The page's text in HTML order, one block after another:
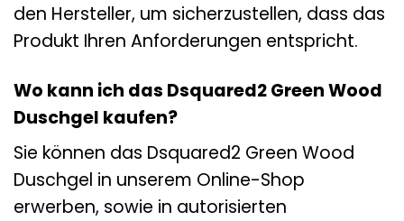
den Hersteller, um sicherzustellen, dass das
Produkt Ihren Anforderungen entspricht.
Wo kann ich das Dsquared2 Green Wood
Duschgel kaufen?
Sie können das Dsquared2 Green Wood
Duschgel in unserem Online-Shop
erwerben, sowie in autorisierten